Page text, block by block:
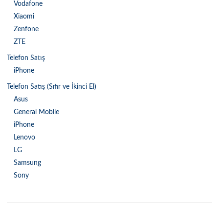
Vodafone
Xiaomi
Zenfone
ZTE
Telefon Satış
iPhone
Telefon Satış (Sıfır ve İkinci El)
Asus
General Mobile
iPhone
Lenovo
LG
Samsung
Sony